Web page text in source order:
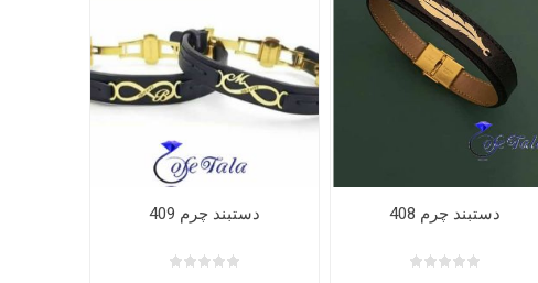
دستبند چرم 408 دستبند چرم 409